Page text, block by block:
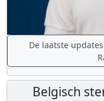
De laatste
Belgisch